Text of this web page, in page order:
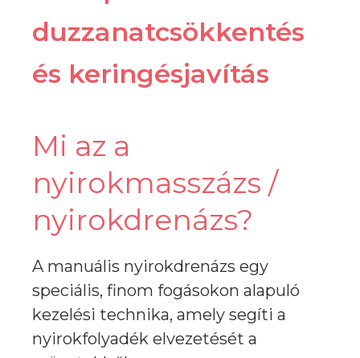
duzzanatcsökkentés
és keringésjavítás
Mi az a
nyirokmasszázs /
nyirokdrenázs?
A manuális nyirokdrenázs egy
speciális, finom fogásokon alapuló
kezelési technika, amely segíti a
nyirokfolyadék elvezetését a